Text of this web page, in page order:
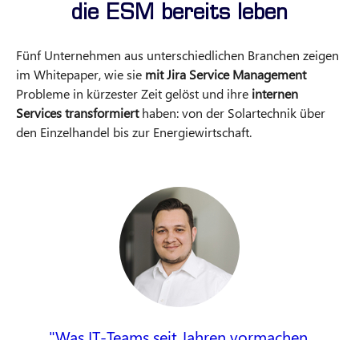
die ESM bereits leben
Fünf Unternehmen aus unterschiedlichen Branchen zeigen
im Whitepaper, wie sie mit Jira Service Management
Probleme in kürzester Zeit gelöst und ihre internen
Services transformierthaben: von der Solartechnik über
den Einzelhandel bis zur Energiewirtschaft.